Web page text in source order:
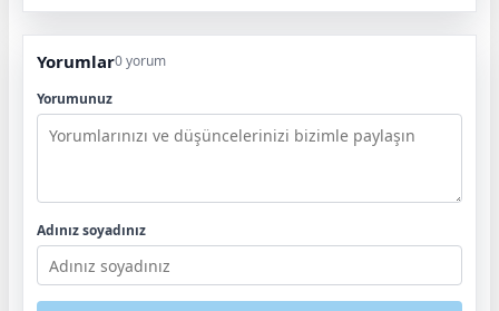
Yorumlar0 yorum
Yorumunuz
Adınız soyadınız